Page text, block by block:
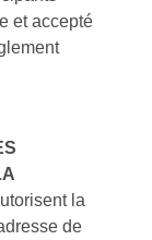
et accepté
la
de